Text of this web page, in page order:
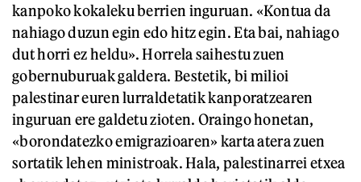
kanpoko kokaleku berrien inguruan. «Kontua da
nahiago duzun egin edo hitz egin. Eta bai, nahiago
dut horri ez heldu». Horrela saihestu zuen
gobernuburuak galdera. Bestetik, bi milioi
palestinar euren lurraldetatik kanporatzearen
inguruan ere galdetu zioten. Oraingo honetan,
«borondatezko emigrazioaren» karta atera zuen
sortatik lehen ministroak. Hala, palestinarrei etxea